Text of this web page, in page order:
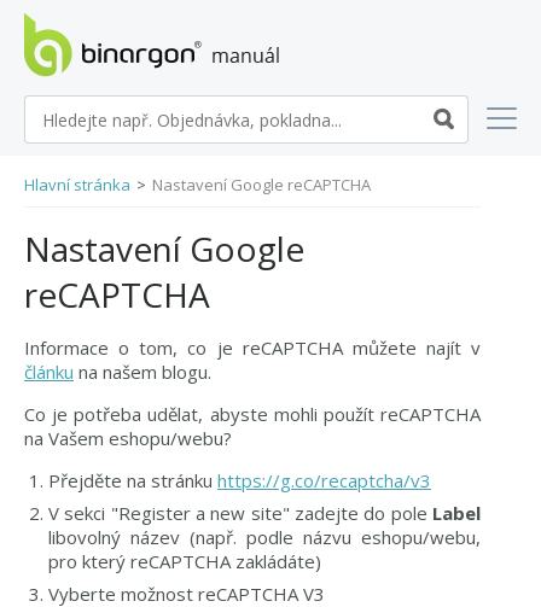
Hlavní stránka > Nastavení Google reCAPTCHA
Nastavení Google
reCAPTCHA
Informace o tom, co je reCAPTCHA můžete najít v
článku na našem blogu.
Co je potřeba udělat, abyste mohli použít reCAPTCHA
na Vašem eshopu/webu?
Přejděte na stránku https://g.co/recaptcha/v3
V sekci "Register a new site" zadejte do pole Label
libovolný název (např. podle názvu eshopu/webu,
pro který reCAPTCHA zakládáte)
Vyberte možnost reCAPTCHA V3